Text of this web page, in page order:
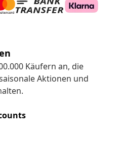
Käufern an, die
Aktionen und